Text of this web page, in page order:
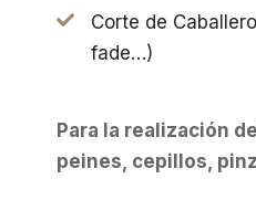
Corte de
fade…)
Para la realización
peines, cepillos,